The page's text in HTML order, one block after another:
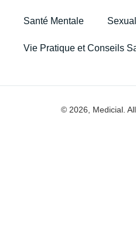
Santé Mentale
Vie Pratique et Conseils
© 2026, Medicial.